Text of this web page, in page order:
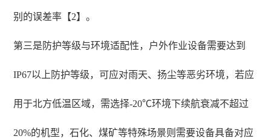
别的误差率【2】。
第三是防护等级与环境适配性，户外作业设备需要达到
IP67以上防护等级，可应对雨天、扬尘等恶劣环境，若应
用于北方低温区域，需选择-20℃环境下续航衰减不超过
20%的机型，石化、煤矿等特殊场景则需要设备具备对应